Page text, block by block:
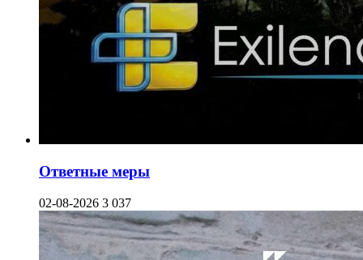
Ответные меры
02-08-2026 3 037